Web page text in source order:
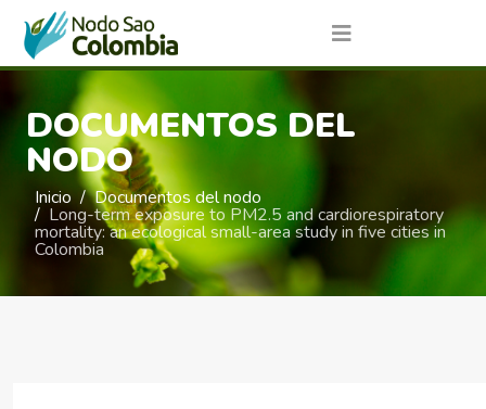
DOCUMENTOS DEL
NODO
Inicio Documentos del nodo
Long-term exposure to PM2.5 and cardiorespiratory
mortality: an ecological small-area study in five cities in
Colombia